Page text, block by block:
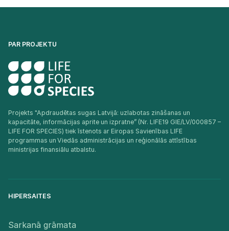
PAR PROJEKTU
Projekts "Apdraudētas sugas Latvijā: uzlabotas zināšanas un
kapacitāte, informācijas aprite un izpratne” (Nr. LIFE19 GIE/LV/000857 –
LIFE FOR SPECIES) tiek īstenots ar Eiropas Savienības LIFE
programmas un Viedās administrācijas un reģionālās attīstības
ministrijas finansiālu atbalstu.​
HIPERSAITES
Sarkanā grāmata